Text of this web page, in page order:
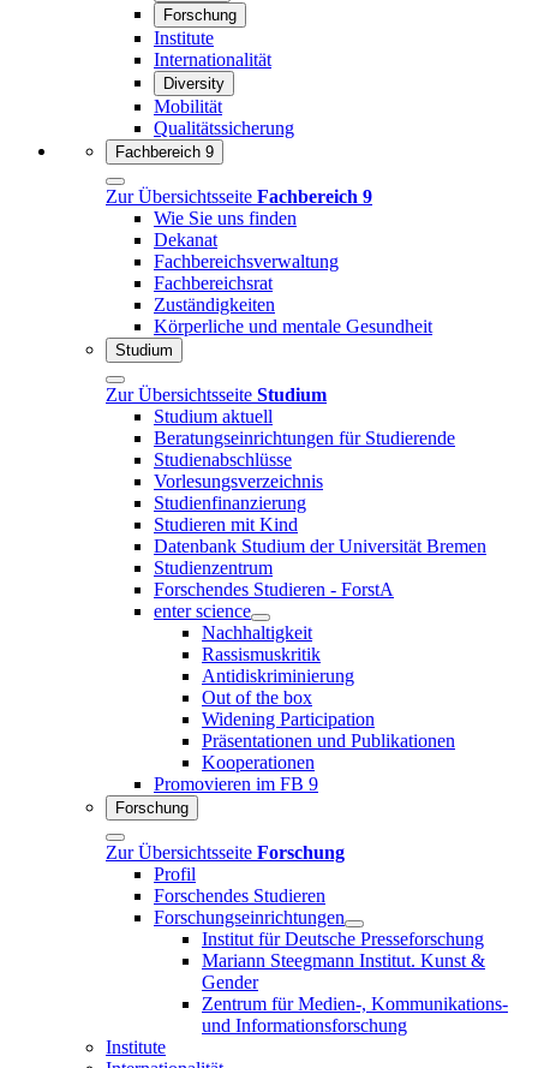
Forschung
Institute
Internationalität
Diversity
Mobilität
Qualitätssicherung
Fachbereich 9
Zur Übersichtsseite Fachbereich 9
Wie Sie uns finden
Dekanat
Fachbereichsverwaltung
Fachbereichsrat
Zuständigkeiten
Körperliche und mentale Gesundheit
Studium
Zur Übersichtsseite Studium
Studium aktuell
Beratungseinrichtungen für Studierende
Studienabschlüsse
Vorlesungsverzeichnis
Studienfinanzierung
Studieren mit Kind
Datenbank Studium der Universität Bremen
Studienzentrum
Forschendes Studieren - ForstA
enter science
Nachhaltigkeit
Rassismuskritik
Antidiskriminierung
Out of the box
Widening Participation
Präsentationen und Publikationen
Kooperationen
Promovieren im FB 9
Forschung
Zur Übersichtsseite Forschung
Profil
Forschendes Studieren
Forschungseinrichtungen
Institut für Deutsche Presseforschung
Mariann Steegmann Institut. Kunst &
Gender
Zentrum für Medien-, Kommunikations-
und Informationsforschung
Institute